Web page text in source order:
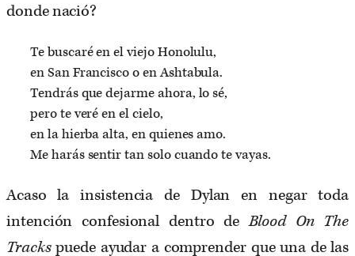
donde nació?
Te buscaré en el viejo Honolulu,
en San Francisco o en Ashtabula.
Tendrás que dejarme ahora, lo sé,
pero te veré en el cielo,
en la hierba alta, en quienes amo.
Me harás sentir tan solo cuando te vayas.
Acaso la insistencia de Dylan en negar toda
intención confesional dentro deBlood On The
Trackspuede ayudar a comprender que una de las